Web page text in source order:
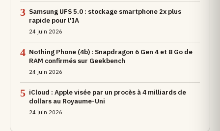
3 Samsung UFS 5.0 : stockage smartphone 2x plus
rapide pour l'IA
24 juin 2026
4 Nothing Phone (4b) : Snapdragon 6 Gen 4 et 8 Go de
RAM confirmés sur Geekbench
24 juin 2026
5 iCloud : Apple visée par un procès à 4 milliards de
dollars au Royaume-Uni
24 juin 2026